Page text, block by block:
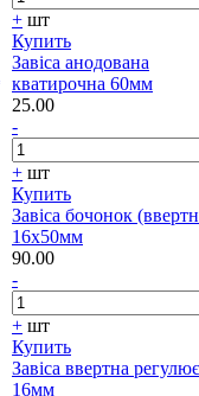
+ шт
Купить
Завіса анодована
кватирочна 60мм
25.00
-
+ шт
Купить
Завіса бочонок
16х50мм
90.00
-
+ шт
Купить
Завіса ввертна
16мм